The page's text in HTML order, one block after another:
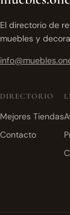
El directorio de
muebles y
DIRECTORIO
Mejores Tiendas
Contacto